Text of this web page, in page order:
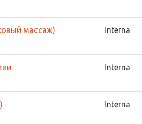
массаж) Interna
Interna
Interna